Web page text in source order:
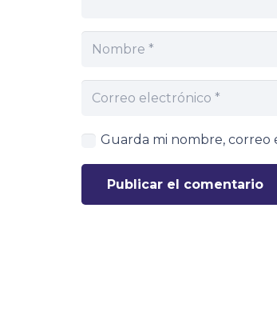
Guarda mi nombre, correo
Publicar el comentario